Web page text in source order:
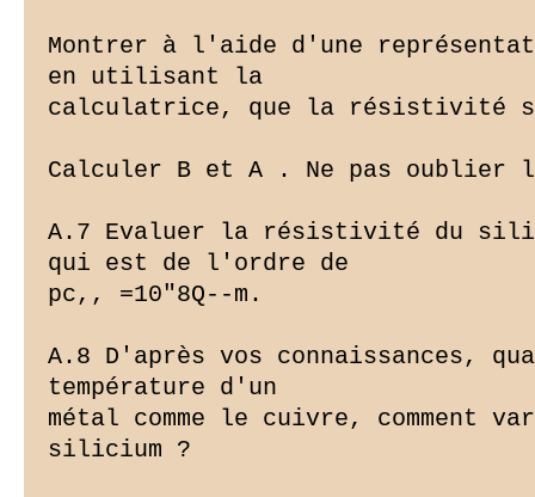
Montrer à l'aide d'une
en utilisant la
calculatrice, que la résistivité
Calculer B et A . Ne pas oublier
A.7 Evaluer la résistivité du
qui est de l'ordre de
pc,, =10"8Q--m.
A.8 D'après vos connaissances,
température d'un
métal comme le cuivre,
silicium ?